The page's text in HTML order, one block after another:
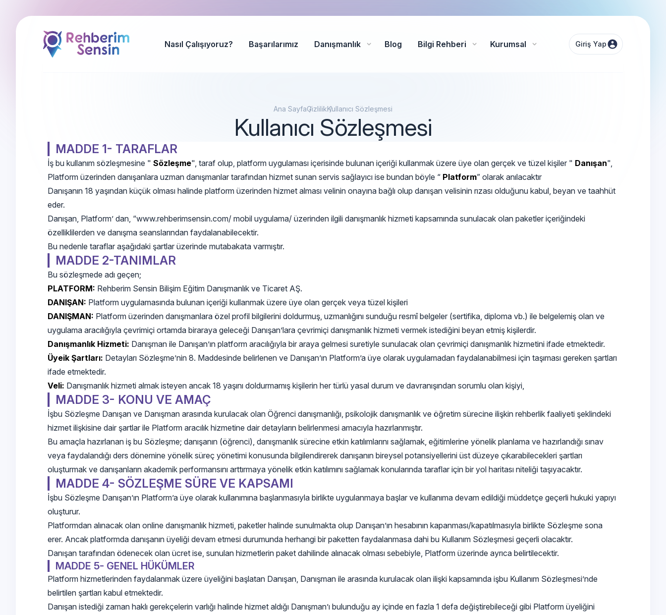
Nasıl Çalışıyoruz? Başarılarımız Danışmanlık Blog Bilgi Rehberi Kurumsal Giriş Yap
Ana SayfaGizlilikKullanıcı Sözleşmesi
Kullanıcı Sözleşmesi
MADDE 1- TARAFLAR
İş bu kullanım sözleşmesine " Sözleşme", taraf olup, platform uygulaması içerisinde bulunan içeriği kullanmak üzere üye olan gerçek ve tüzel kişiler " Danışan",
Platform üzerinden danışanlara uzman danışmanlar tarafından hizmet sunan servis sağlayıcı ise bundan böyle “ Platform” olarak anılacaktır
Danışanın 18 yaşından küçük olması halinde platform üzerinden hizmet alması velinin onayına bağlı olup danışan velisinin rızası olduğunu kabul, beyan ve taahhüt
eder.
Danışan, Platform’ dan, “www.rehberimsensin.com/ mobil uygulama/ üzerinden ilgili danışmanlık hizmeti kapsamında sunulacak olan paketler içeriğindeki
özelliklilerden ve danışma seanslarından faydalanabilecektir.
Bu nedenle taraflar aşağıdaki şartlar üzerinde mutabakata varmıştır.
MADDE 2-TANIMLAR
Bu sözleşmede adı geçen;
PLATFORM: Rehberim Sensin Bilişim Eğitim Danışmanlık ve Ticaret AŞ.
DANIŞAN: Platform uygulamasında bulunan içeriği kullanmak üzere üye olan gerçek veya tüzel kişileri
DANIŞMAN: Platform üzerinden danışmanlara özel profil bilgilerini doldurmuş, uzmanlığını sunduğu resmî belgeler (sertifika, diploma vb.) ile belgelemiş olan ve
uygulama aracılığıyla çevrimiçi ortamda biraraya geleceği Danışan’lara çevrimiçi danışmanlık hizmeti vermek istediğini beyan etmiş kişilerdir.
Danışmanlık Hizmeti: Danışman ile Danışan’ın platform aracılığıyla bir araya gelmesi suretiyle sunulacak olan çevrimiçi danışmanlık hizmetini ifade etmektedir.
Üyeik Şartları: Detayları Sözleşme’nin 8. Maddesinde belirlenen ve Danışan’ın Platform’a üye olarak uygulamadan faydalanabilmesi için taşıması gereken şartları
ifade etmektedir.
Veli: Danışmanlık hizmeti almak isteyen ancak 18 yaşını doldurmamış kişilerin her türlü yasal durum ve davranışından sorumlu olan kişiyi,
MADDE 3- KONU VE AMAÇ
İşbu Sözleşme Danışan ve Danışman arasında kurulacak olan Öğrenci danışmanlığı, psikolojik danışmanlık ve öğretim sürecine ilişkin rehberlik faaliyeti şeklindeki
hizmet ilişkisine dair şartlar ile Platform aracılık hizmetine dair detayların belirlenmesi amacıyla hazırlanmıştır.
Bu amaçla hazırlanan iş bu Sözleşme; danışanın (öğrenci), danışmanlık sürecine etkin katılımlarını sağlamak, eğitimlerine yönelik planlama ve hazırlandığı sınav
veya faydalandığı ders dönemine yönelik süreç yönetimi konusunda bilgilendirerek danışanın bireysel potansiyellerini üst düzeye çıkarabilecekleri şartları
oluşturmak ve danışanların akademik performansını arttırmaya yönelik etkin katılımını sağlamak konularında taraflar için bir yol haritası niteliği taşıyacaktır.
MADDE 4- SÖZLEŞME SÜRE VE KAPSAMI
İşbu Sözleşme Danışan’ın Platform’a üye olarak kullanımına başlanmasıyla birlikte uygulanmaya başlar ve kullanıma devam edildiği müddetçe geçerli hukuki yapıyı
oluşturur.
Platformdan alınacak olan online danışmanlık hizmeti, paketler halinde sunulmakta olup Danışan’ın hesabının kapanması/kapatılmasıyla birlikte Sözleşme sona
erer. Ancak platformda danışanın üyeliği devam etmesi durumunda herhangi bir paketten faydalanmasa dahi bu Kullanım Sözleşmesi geçerli olacaktır.
Danışan tarafından ödenecek olan ücret ise, sunulan hizmetlerin paket dahilinde alınacak olması sebebiyle, Platform üzerinde ayrıca belirtilecektir.
MADDE 5- GENEL HÜKÜMLER
Platform hizmetlerinden faydalanmak üzere üyeliğini başlatan Danışan, Danışman ile arasında kurulacak olan ilişki kapsamında işbu Kullanım Sözleşmesi’nde
belirtilen şartları kabul etmektedir.
Danışan istediği zaman haklı gerekçelerin varlığı halinde hizmet aldığı Danışman’ı bulunduğu ay içinde en fazla 1 defa değiştirebileceği gibi Platform üyeliğini